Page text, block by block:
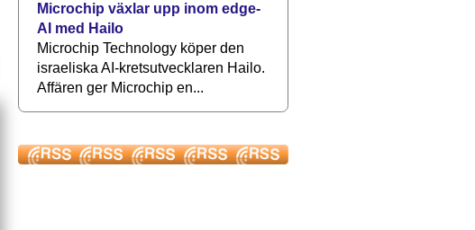
Microchip växlar upp inom edge-
AI med Hailo
Microchip Technology köper den
israeliska AI-kretsutvecklaren Hailo.
Affären ger Microchip en...